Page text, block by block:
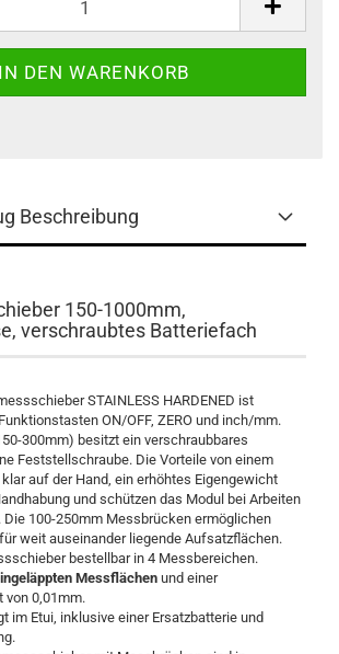
Beschreibung
150-1000mm,
verschraubtes Batteriefach
STAINLESS HARDENED ist
ON/OFF, ZERO und inch/mm.
300mm) besitzt ein verschraubbares
Feststellschraube. Die Vorteile von einem
auf der Hand, ein erhöhtes Eigengewicht
und schützen das Modul bei Arbeiten
Die 100-250mm Messbrücken ermöglichen
weit auseinander liegende Aufsatzflächen.
bestellbar in 4 Messbereichen.
Messflächen und einer
von 0,01mm.
im Etui, inklusive einer Ersatzbatterie und